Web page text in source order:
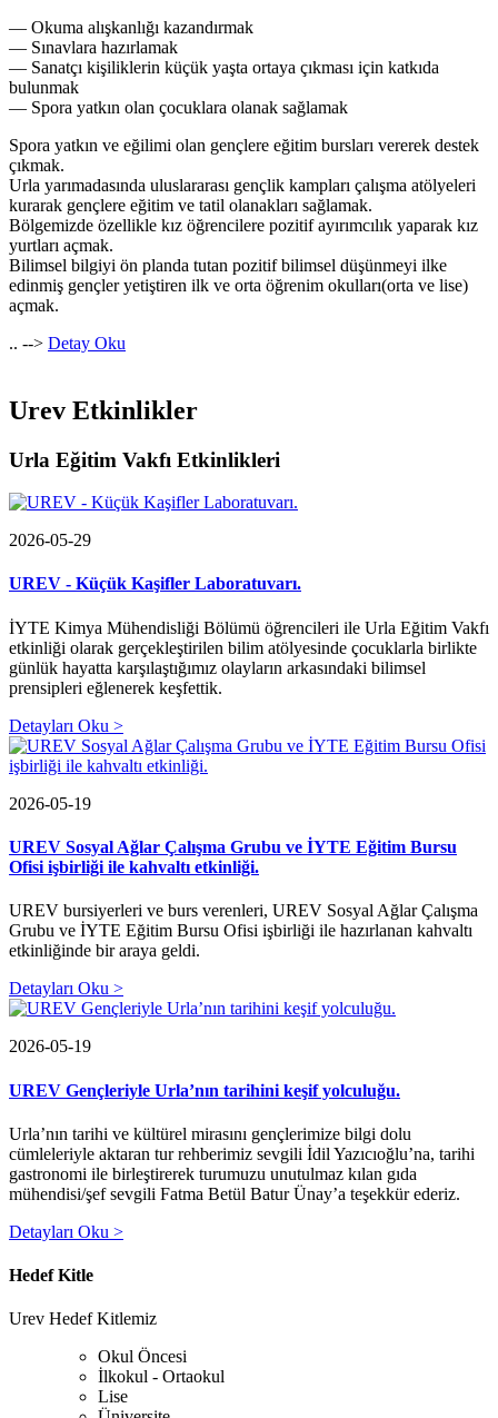
— Okuma alışkanlığı kazandırmak
— Sınavlara hazırlamak
— Sanatçı kişiliklerin küçük yaşta ortaya çıkması için katkıda
bulunmak
— Spora yatkın olan çocuklara olanak sağlamak
Spora yatkın ve eğilimi olan gençlere eğitim bursları vererek destek
çıkmak.
Urla yarımadasında uluslararası gençlik kampları çalışma atölyeleri
kurarak gençlere eğitim ve tatil olanakları sağlamak.
Bölgemizde özellikle kız öğrencilere pozitif ayırımcılık yaparak kız
yurtları açmak.
Bilimsel bilgiyi ön planda tutan pozitif bilimsel düşünmeyi ilke
edinmiş gençler yetiştiren ilk ve orta öğrenim okulları(orta ve lise)
açmak.
.. --> Detay Oku
Urev Etkinlikler
Urla Eğitim Vakfı Etkinlikleri
2026-05-29
UREV - Küçük Kaşifler Laboratuvarı.
İYTE Kimya Mühendisliği Bölümü öğrencileri ile Urla Eğitim Vakfı
etkinliği olarak gerçekleştirilen bilim atölyesinde çocuklarla birlikte
günlük hayatta karşılaştığımız olayların arkasındaki bilimsel
prensipleri eğlenerek keşfettik.
Detayları Oku >
2026-05-19
UREV Sosyal Ağlar Çalışma Grubu ve İYTE Eğitim Bursu
Ofisi işbirliği ile kahvaltı etkinliği.
UREV bursiyerleri ve burs verenleri, UREV Sosyal Ağlar Çalışma
Grubu ve İYTE Eğitim Bursu Ofisi işbirliği ile hazırlanan kahvaltı
etkinliğinde bir araya geldi.
Detayları Oku >
2026-05-19
UREV Gençleriyle Urla’nın tarihini keşif yolculuğu.
Urla’nın tarihi ve kültürel mirasını gençlerimize bilgi dolu
cümleleriyle aktaran tur rehberimiz sevgili İdil Yazıcıoğlu’na, tarihi
gastronomi ile birleştirerek turumuzu unutulmaz kılan gıda
mühendisi/şef sevgili Fatma Betül Batur Ünay’a teşekkür ederiz.
Detayları Oku >
Hedef Kitle
Urev Hedef Kitlemiz
Okul Öncesi
İlkokul - Ortaokul
Lise